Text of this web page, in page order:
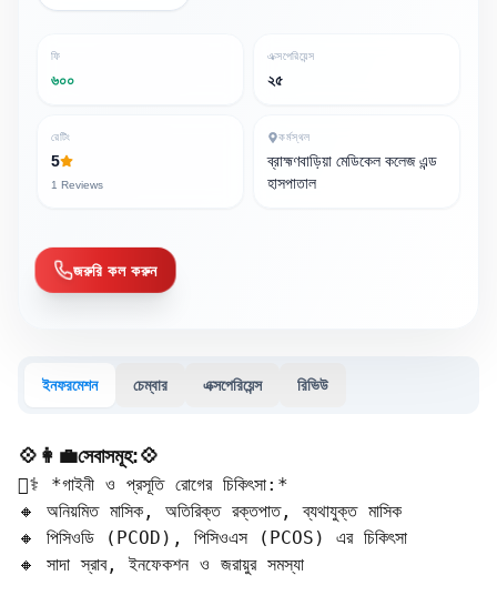
ফি
৬০০
এক্সপেরিয়েন্স
২৫
রেটিং
5
1 Reviews
কর্মস্থল
ব্রাহ্মণবাড়িয়া মেডিকেল কলেজ এন্ড
হাসপাতাল
জরুরি কল করুন
ইনফরমেশন চেম্বার এক্সপেরিয়েন্স রিভিউ
💠👩‍💼সেবাসমূহ:💠
👩‍⚕️ *গাইনী ও প্রসূতি রোগের চিকিৎসা:*
🔸 অনিয়মিত মাসিক, অতিরিক্ত রক্তপাত, ব্যথাযুক্ত মাসিক
🔸 পিসিওডি (PCOD), পিসিওএস (PCOS) এর চিকিৎসা
🔸 সাদা স্রাব, ইনফেকশন ও জরায়ুর সমস্যা